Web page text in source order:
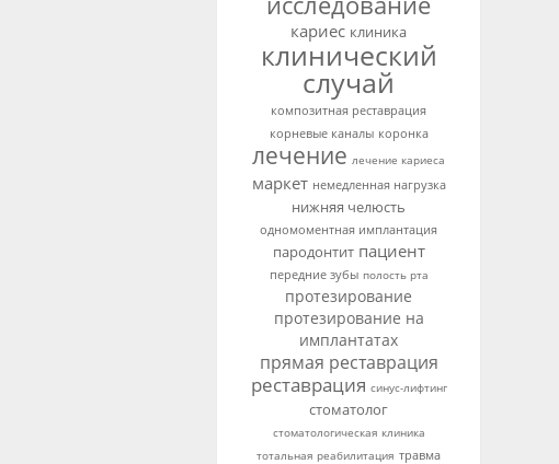
кариес клиника
клинический
случай
композитная реставрация
корневые каналы коронка
лечение лечение кариеса
маркет немедленная нагрузка
нижняя челюсть
одномоментная имплантация
пародонтит пациент
передние зубы полость рта
протезирование
протезирование на
имплантатах
прямая реставрация
реставрация синус-лифтинг
стоматолог
стоматологическая клиника
тотальная реабилитация травма